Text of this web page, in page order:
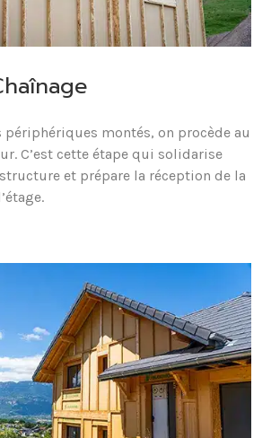
périphériques montés, on procède au
C’est cette étape qui solidarise
et prépare la réception de la